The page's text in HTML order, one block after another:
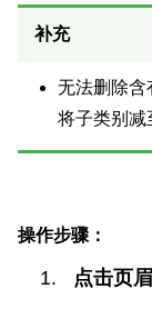
补充
无法删除含
将子类别减
操作步骤：
点击页